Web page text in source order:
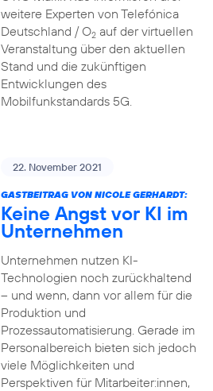
weitere Experten von Telefónica
Deutschland / O2auf der virtuellen
Veranstaltung über den aktuellen
Stand und die zukünftigen
Entwicklungen des
Mobilfunkstandards 5G.
22. November 2021
GASTBEITRAG VON NICOLE GERHARDT:
Keine Angst vor KI im
Unternehmen
Unternehmen nutzen KI-
Technologien noch zurückhaltend
– und wenn, dann vor allem für die
Produktion und
Prozessautomatisierung. Gerade im
Personalbereich bieten sich jedoch
viele Möglichkeiten und
Perspektiven für Mitarbeiter:innen,